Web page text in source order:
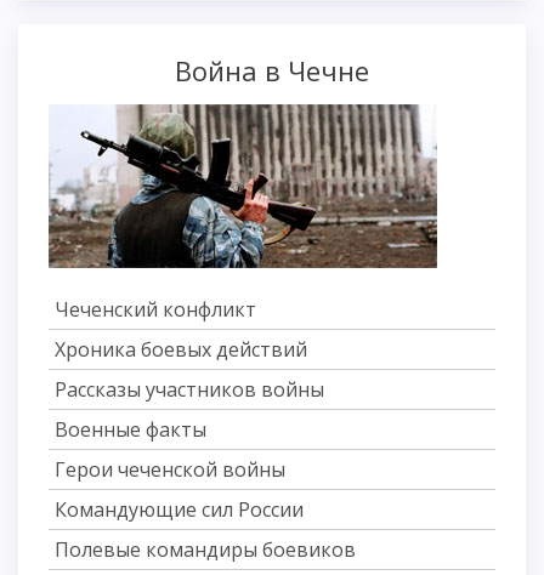
Война в Чечне
Чеченский конфликт
Хроника боевых действий
Рассказы участников войны
Военные факты
Герои чеченской войны
Командующие сил России
Полевые командиры боевиков